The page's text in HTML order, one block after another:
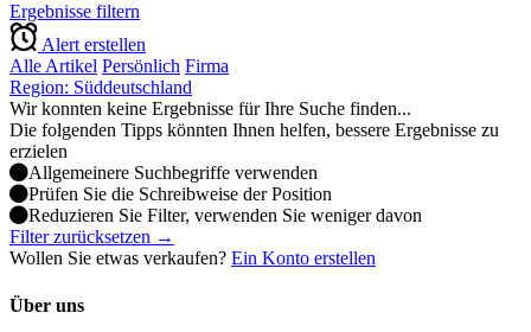
Ergebnisse filtern
Alert erstellen
Alle Artikel Persönlich Firma
Region: Süddeutschland
Wir konnten keine Ergebnisse für Ihre Suche finden...
Die folgenden Tipps könnten Ihnen helfen, bessere Ergebnisse zu
erzielen
Allgemeinere Suchbegriffe verwenden
Prüfen Sie die Schreibweise der Position
Reduzieren Sie Filter, verwenden Sie weniger davon
Filter zurücksetzen →
Wollen Sie etwas verkaufen? Ein Konto erstellen
Über uns